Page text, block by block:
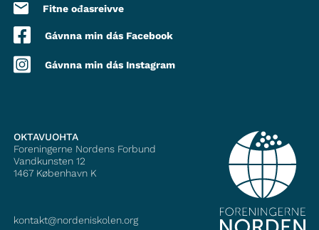
Fitne ođasreivve
Gávnna min dás Facebook
Gávnna min dás Instagram
OKTAVUOHTA
Foreningerne Nordens Forbund
Vandkunsten 12
1467 København K
kontakt@nordeniskolen.org